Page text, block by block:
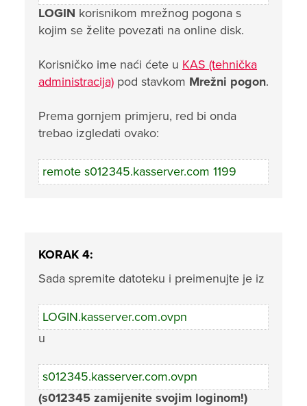
LOGIN korisnikom mrežnog pogona s
kojim se želite povezati na online disk.
Korisničko ime naći ćete u KAS (tehnička
administracija) pod stavkom Mrežni pogon.
Prema gornjem primjeru, red bi onda
trebao izgledati ovako:
remote s012345.kasserver.com 1199
KORAK 4:
Sada spremite datoteku i preimenujte je iz
LOGIN.kasserver.com.ovpn
u
s012345.kasserver.com.ovpn
(s012345 zamijenite svojim loginom!)